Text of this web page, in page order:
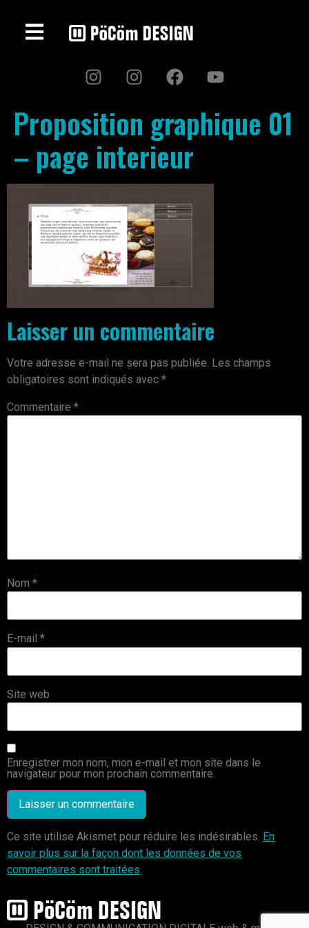
Proposition graphique 01
– page interieur
Laisser un commentaire
Votre adresse e-mail ne sera pas publiée. Les champs
obligatoires sont indiqués avec *
Commentaire *
Nom *
E-mail *
Site web
Enregistrer mon nom, mon e-mail et mon site dans le
navigateur pour mon prochain commentaire.
Ce site utilise Akismet pour réduire les indésirables. En
savoir plus sur la façon dont les données de vos
commentaires sont traitées.